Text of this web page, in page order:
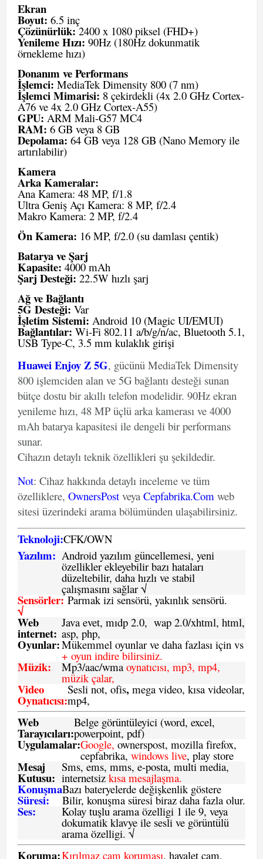
Ekran
Boyut: 6.5 inç
Çözünürlük:2400 x 1080 piksel (FHD+)
Yenileme Hızı: 90Hz (180Hz dokunmatik
örnekleme hızı)
Donanım ve Performans
İşlemci: MediaTek Dimensity 800 (7 nm)
İşlemci Mimarisi: 8 çekirdekli (4x 2.0 GHz Cortex-
A76 ve 4x 2.0 GHz Cortex-A55)
GPU: ARM Mali-G57 MC4
RAM: 6 GB veya 8 GB
Depolama: 64 GB veya 128 GB (Nano Memory ile
artırılabilir)
Kamera
Arka Kameralar:
Ana Kamera: 48 MP, f/1.8
Ultra Geniş Açı Kamera: 8 MP, f/2.4
Makro Kamera: 2 MP, f/2.4
Ön Kamera: 16 MP, f/2.0 (su damlası çentik)
Batarya ve Şarj
Kapasite: 4000 mAh
Şarj Desteği: 22.5W hızlı şarj
Ağ ve Bağlantı
5G Desteği: Var
İşletim Sistemi: Android 10 (Magic UI/EMUI)
Bağlantılar: Wi-Fi 802.11 a/b/g/n/ac, Bluetooth 5.1,
USB Type-C, 3.5 mm kulaklık girişi
Huawei Enjoy Z 5G, gücünü MediaTek Dimensity
800 işlemciden alan ve 5G bağlantı desteği sunan
bütçe dostu bir akıllı telefon modelidir. 90Hz ekran
yenileme hızı, 48 MP üçlü arka kamerası ve 4000
mAh batarya kapasitesi ile dengeli bir performans
sunar.
Cihazın detaylı teknik özellikleri şu şekildedir.
Not: Cihaz hakkında detaylı inceleme ve tüm
özelliklere, OwnersPost veya Cepfabrika.Com web
sitesi üzerindeki arama bölümünden ulaşabilirsiniz.
Teknoloji:CFK/OWN
Yazılım: Android yazılım güncellemesi, yeni
özellikler ekleyebilir bazı hataları
düzeltebilir, daha hızlı ve stabil
çalışmasını sağlar √
Sensörler:
√
Parmak izi sensörü, yakınlık sensörü.
Web
internet:
Java evet, mıdp 2.0, wap 2.0/xhtml, html,
asp, php,
Oyunlar:Mükemmel oyunlar ve daha fazlası için vs
+ oyun indire bilirsiniz.
Müzik: Mp3/aac/wmaoynatıcısı, mp3, mp4,
müzik çalar,
Video
Oynatıcısı:
Sesli not, ofis, mega video, kısa videolar,
mp4,
Web
Tarayıcıları:
Belge görüntüleyici (word, excel,
powerpoint, pdf)
Uygulamalar:Google, ownerspost, mozilla firefox,
cepfabrika, windows live, play store
Mesaj
Kutusu:
Sms, ems, mms, e-posta, multi media,
internetsiz kısa mesajlaşma.
Konuşma
Süresi:
Bazı bateryelerde değişkenlik göstere
Bilir, konuşma süresi biraz daha fazla olur.
Ses: Kolay tuşlu arama özelligi 1 ile 9, veya
dokumatik klavye ile sesli ve görüntülü
arama özelligi. √
Koruma:Kırılmaz cam koruması, hayalet cam,